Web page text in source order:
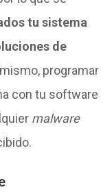
tu sistema
de
programar
con tu software
malware